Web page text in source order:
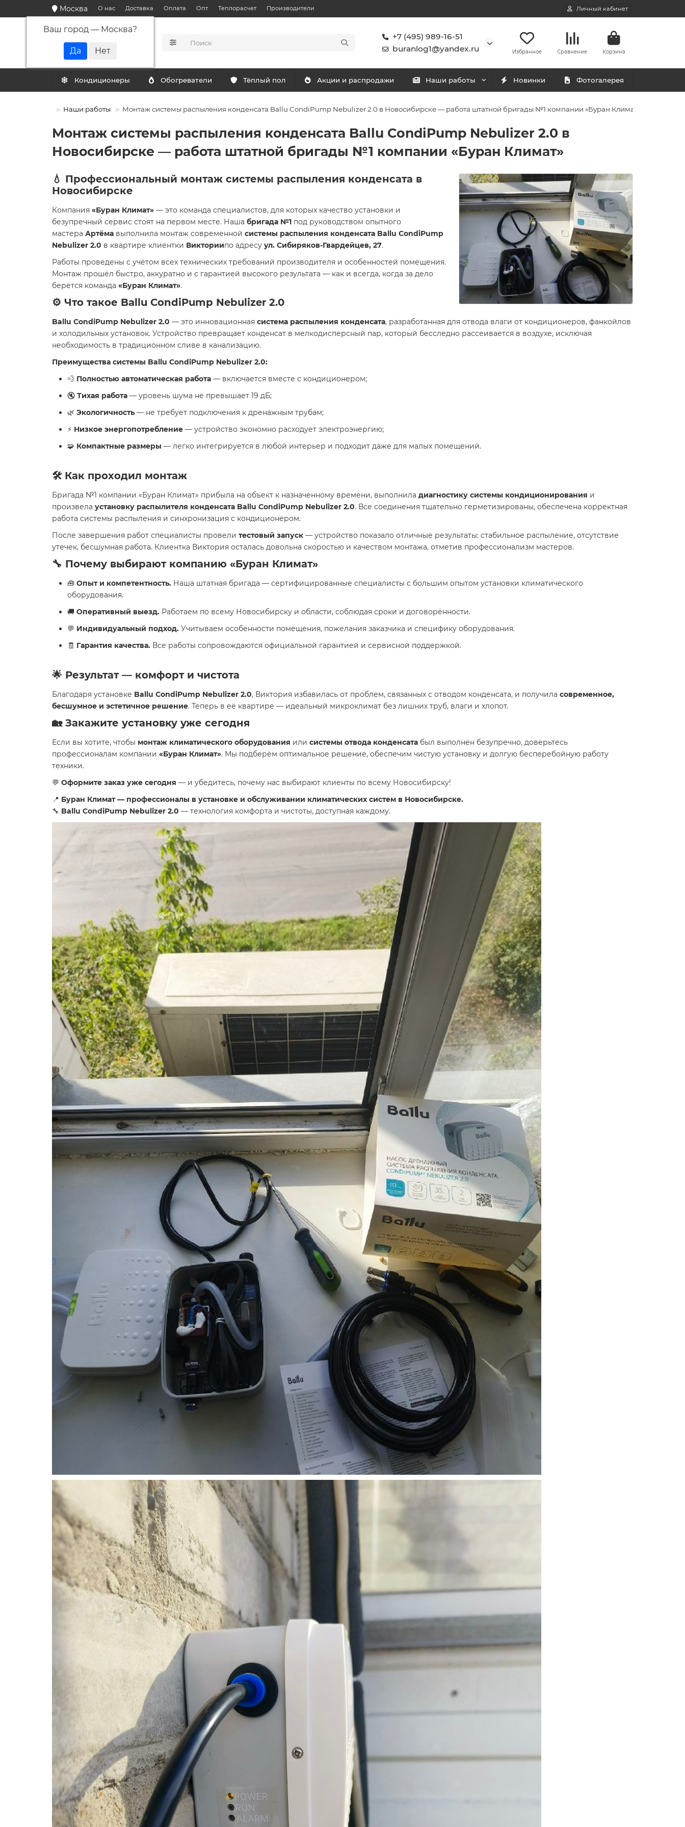
Москва
Ваш город — Москва?
О нас Доставка Оплата Опт Теплорасчет Производители Личный кабинет
+7 (495) 989-16-51
buranlog1@yandex.ru
Избранное Сравнение Корзина
Кондиционеры Обогреватели Тёплый пол Акции и распродажи Наши работы Новинки Фотогалерея
Наши работы Монтаж системы распыления конденсата Ballu CondiPump Nebulizer 2.0 в Новосибирске — работа штатной бригады №1 компании «Буран Климат»
Монтаж системы распыления конденсата Ballu CondiPump Nebulizer 2.0 в
Новосибирске — работа штатной бригады №1 компании «Буран Климат»
💧 Профессиональный монтаж системы распыления конденсата в
Новосибирске
Компания «Буран Климат» — это команда специалистов, для которых качество установки и
безупречный сервис стоят на первом месте. Наша бригада №1 под руководством опытного
мастера Артёма выполнила монтаж современной системы распыления конденсата Ballu CondiPump
Nebulizer 2.0 в квартире клиентки Викториипо адресу ул. Сибиряков-Гвардейцев, 27.
Работы проведены с учётом всех технических требований производителя и особенностей помещения.
Монтаж прошёл быстро, аккуратно и с гарантией высокого результата — как и всегда, когда за дело
берётся команда «Буран Климат».
⚙️ Что такое Ballu CondiPump Nebulizer 2.0
Ballu CondiPump Nebulizer 2.0 — это инновационная система распыления конденсата, разработанная для отвода влаги от кондиционеров, фанкойлов
и холодильных установок. Устройство превращает конденсат в мелкодисперсный пар, который бесследно рассеивается в воздухе, исключая
необходимость в традиционном сливе в канализацию.
Преимущества системы Ballu CondiPump Nebulizer 2.0:
💨 Полностью автоматическая работа — включается вместе с кондиционером;
🔇 Тихая работа — уровень шума не превышает 19 дБ;
🌿 Экологичность — не требует подключения к дренажным трубам;
⚡ Низкое энергопотребление — устройство экономно расходует электроэнергию;
🧩 Компактные размеры — легко интегрируется в любой интерьер и подходит даже для малых помещений.
🛠️ Как проходил монтаж
Бригада №1 компании «Буран Климат» прибыла на объект к назначенному времени, выполнила диагностику системы кондиционирования и
произвела установку распылителя конденсата Ballu CondiPump Nebulizer 2.0. Все соединения тщательно герметизированы, обеспечена корректная
работа системы распыления и синхронизация с кондиционером.
После завершения работ специалисты провели тестовый запуск — устройство показало отличные результаты: стабильное распыление, отсутствие
утечек, бесшумная работа. Клиентка Виктория осталась довольна скоростью и качеством монтажа, отметив профессионализм мастеров.
🔧 Почему выбирают компанию «Буран Климат»
🧰 Опыт и компетентность. Наша штатная бригада — сертифицированные специалисты с большим опытом установки климатического
оборудования.
🚚 Оперативный выезд. Работаем по всему Новосибирску и области, соблюдая сроки и договорённости.
💬 Индивидуальный подход. Учитываем особенности помещения, пожелания заказчика и специфику оборудования.
🧾 Гарантия качества. Все работы сопровождаются официальной гарантией и сервисной поддержкой.
🌟 Результат — комфорт и чистота
Благодаря установке Ballu CondiPump Nebulizer 2.0, Виктория избавилась от проблем, связанных с отводом конденсата, и получила современное,
бесшумное и эстетичное решение. Теперь в её квартире — идеальный микроклимат без лишних труб, влаги и хлопот.
🏡 Закажите установку уже сегодня
Если вы хотите, чтобы монтаж климатического оборудования или системы отвода конденсата был выполнен безупречно, доверьтесь
профессионалам компании «Буран Климат». Мы подберём оптимальное решение, обеспечим чистую установку и долгую бесперебойную работу
техники.
💬 Оформите заказ уже сегодня — и убедитесь, почему нас выбирают клиенты по всему Новосибирску!
📍 Буран Климат — профессионалы в установке и обслуживании климатических систем в Новосибирске.
🔧 Ballu CondiPump Nebulizer 2.0 — технология комфорта и чистоты, доступная каждому.